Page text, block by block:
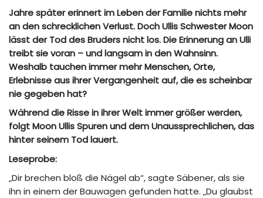
Jahre später erinnert im Leben der Familie nichts mehr
an den schrecklichen Verlust. Doch Ullis Schwester Moon
lässt der Tod des Bruders nicht los. Die Erinnerung an Ulli
treibt sie voran – und langsam in den Wahnsinn.
Weshalb tauchen immer mehr Menschen, Orte,
Erlebnisse aus ihrer Vergangenheit auf, die es scheinbar
nie gegeben hat?
Während die Risse in ihrer Welt immer größer werden,
folgt Moon Ullis Spuren und dem Unaussprechlichen, das
hinter seinem Tod lauert.
Leseprobe:
„Dir brechen bloß die Nägel ab“, sagte Säbener, als sie
ihn in einem der Bauwagen gefunden hatte. „Du glaubst